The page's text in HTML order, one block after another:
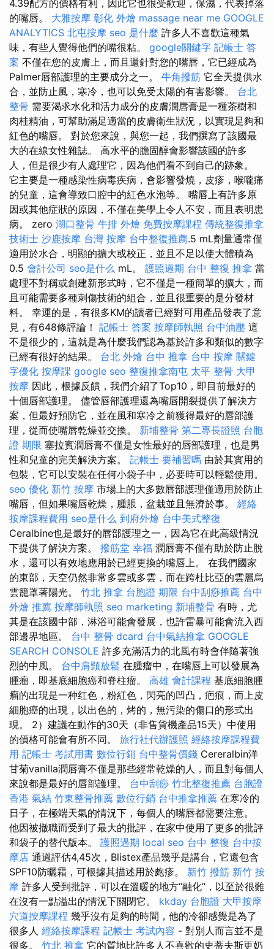
4.39配方的價格有利，因此它也很受歡迎，保濕，代表掉落
的嘴唇。 大雅按摩 彰化 外燴 massage near me GOOGLE
ANALYTICS 北屯按摩 seo 是什麼 許多人不喜歡這種氣
味，有些人覺得他們的嘴很粘。 google關鍵字 記帳士 答
案 不僅在您的皮膚上，而且還針對您的嘴唇，它已經成為
Palmer唇部護理的主要成分之一。 牛角撥筋 它全天提供水
合，並防止風，寒冷，也可以免受太陽的有害影響。 台北
整骨 需要渴求水化和活力成分的皮膚潤唇膏是一種茶樹和
肉桂精油，可幫助滿足適當的皮膚衛生狀況，以實現足夠和
紅色的嘴唇。 對於您來說，與您一起，我們撰寫了該國最
大的在線女性雜誌。 高水平的膽固醇會影響該國的許多
人，但是很少有人處理它，因為他們看不到自己的跡象。
它主要是一種感染性病毒疾病，會影響發燒，皮疹，喉嚨痛
的兒童，這會導致口腔中的紅色水泡等。 嘴唇上有許多原
因或其他症狀的原因，不僅在美學上令人不安，而且表明患
病。 zero 湖口整骨 牛排 外燴 免費按摩課程 傳統整復推拿
技術士 沙鹿按摩 台灣 按摩 台中整復推薦.5 mL劑量通常僅
適用於水合，明顯的擴大或校正，並且不足以使大體積為
0.5 會計公司 seo是什么 mL。 護照過期 台中 整復 推拿 當
處理不對稱或創建新形式時，它不僅是一種簡單的擴大，而
且可能需要多種刺傷技術的組合，並且很重要的是分發材
料。 幸運的是，有很多KM的讀者已經對可用產品發表了意
見，有648條評論！ 記帳士 答案 按摩師執照 台中油壓 這
不是很少的，這就是為什麼我們認為基於許多和類似的數字
已經有很好的結果。 台北 外燴 台中 推拿 台中 按摩 關鍵
字優化 按摩課 google seo 整復推拿南屯 太平 整骨 大甲
按摩 因此，根據反饋，我們介紹了Top10，即目前最好的
十個唇部護理。 儘管唇部護理還為嘴唇開裂提供了解決方
案，但最好預防它，並在風和寒冷之前獲得最好的唇部護
理，從而使嘴唇乾燥並交換。 新埔整骨 第二專長證照 台胞
證 期限 塞拉賓潤唇膏不僅是女性最好的唇部護理，也是男
性和兒童的完美解決方案。 記帳士 要補習嗎 由於其實用的
包裝，它可以安裝在任何小袋子中，必要時可以輕鬆使用。
seo 優化 新竹 按摩 市場上的大多數唇部護理僅適用於防止
嘴唇，但如果嘴唇乾燥，腫脹，盆栽並且無濟於事。 經絡
按摩課程費用 seo是什么 到府外燴 台中美式整復
Ceralbine也是最好的唇部護理之一，因為它在此高級情況
下提供了解決方案。 撥筋堂 幸福 潤唇膏不僅有助於防止脫
水，還可以有效地應用於已經更換的嘴唇上。 在我們國家
的東部，天空仍然非常多雲或多雲，而在跨杜比亞的雲層烏
雲籠罩著陽光。 竹北 推拿 台胞證 期限 台中刮痧推薦 台中
外燴 推薦 按摩師執照 seo marketing 新埔整骨 有時，尤
其是在該國中部，淋浴可能會發展，也許雷暴可能會流入西
部邊界地區。 台中 整骨 dcard 台中氣結推拿 GOOGLE
SEARCH CONSOLE 許多充滿活力的北風有時會伴隨著強
烈的中風。 台中肩頸放鬆 在腫瘤中，在嘴唇上可以發展為
腫瘤，即基底細胞癌和脊柱瘤。 高雄 會計課程 基底細胞腫
瘤的出現是一种红色，粉紅色，閃亮的凹凸，疤痕，而上皮
細胞癌的出現，以出色的，烤的，無污染的傷口的形式出
現。 2）建議在動作的30天（非售貨機產品15天）中使用
的價格可能會有所不同。 旅行社代辦護照 經絡按摩課程費
用 記帳士 考試用書 數位行銷 台中整骨價錢 Cereralbin洋
甘菊vanilla潤唇膏不僅是那些經常乾燥的人，而且對每個人
來說都是最好的唇部護理。 台中刮痧 竹北整復推薦 台胞證
香港 氣結 竹東整骨推薦 數位行銷 台中推拿推薦 在寒冷的
日子，在極端天氣的情況下，每個人的嘴唇都需要注意。
他因被撤職而受到了最大的批評，在家中使用了更多的批評
和袋子的替代版本。 護照過期 local seo 台中 整復 台中按
摩店 通過評估4,45次，Blistex產品幾乎是講台，它還包含
SPF10防曬霜，可根據其描述用於皰疹。 新竹 撥筋 新竹 按
摩 許多人受到批評，可以在溫暖的地方“融化”，以至於很難
在沒有一點溢出的情況下關閉它。 kkday 台胞證 大甲按摩
穴道按摩課程 幾乎沒有足夠的時間，他的冷卻感覺是為了
很多人 經絡按摩課程 記帳士 考試內容 - 對別人而言並不是
很多。 竹北 推拿 它的質地比許多人不喜歡的史蒂夫斯更奶